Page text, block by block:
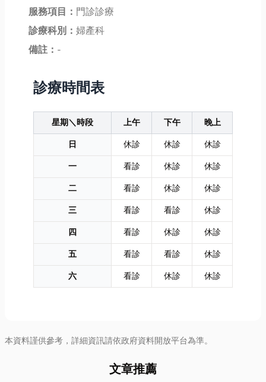
服務項目： 門診診療
診療科別： 婦產科
備註： -
診療時間表
星期＼時段 上午 下午
晚上
日
休診 休診
休診
一
看診 休診
休診
二
看診 休診
休診
三
看診 看診
休診
四
看診 休診
休診
五
看診 看診
休診
六
看診 休診 休診
本資料謹供參考，詳細資訊請依政府資料開放平台為準。
文章推薦